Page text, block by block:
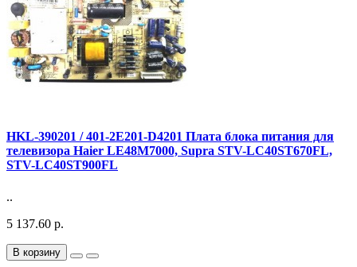
HKL-390201 / 401-2E201-D4201 Плата блока питания для
телевизора Haier LE48M7000, Supra STV-LC40ST670FL,
STV-LC40ST900FL
..
5 137.60 р.
В корзину